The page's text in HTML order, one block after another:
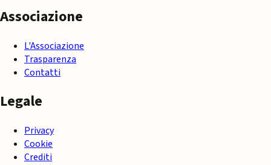
Associazione
L'Associazione
Trasparenza
Contatti
Legale
Privacy
Cookie
Crediti